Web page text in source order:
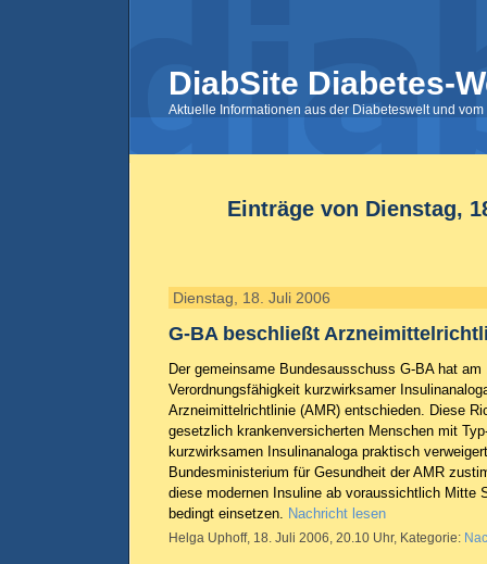
DiabSite Diabetes-
Aktuelle Informationen aus der Diabeteswelt und
Einträge von Dienstag,
Dienstag, 18. Juli 2006
G-BA beschließt
Der gemeinsame Bundesausschuss G-BA hat
Verordnungsfähigkeit kurzwirksamer
Arzneimittelrichtlinie (AMR) entschieden. Diese
gesetzlich krankenversicherten Menschen mit
kurzwirksamen Insulinanaloga praktisch
Bundesministerium für Gesundheit der AMR
diese modernen Insuline ab voraussichtlich Mitte
bedingt einsetzen. Nachricht lesen
Helga Uphoff, 18. Juli 2006, 20.10 Uhr, Kategorie: